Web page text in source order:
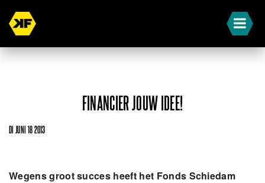
FINANCIER JOUW IDEE!
DI JUNI 18 2013
Wegens groot succes heeft het Fonds Schiedam